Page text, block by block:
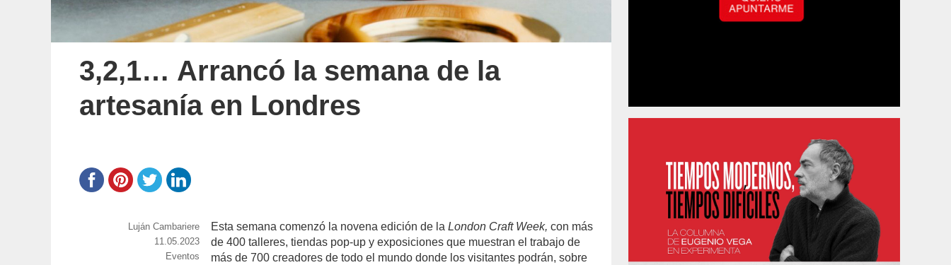
3,2,1… Arrancó la semana de la
artesanía en Londres
Esta semana comenzó la novena edición de laLondon Craft Week, con más
de 400 talleres, tiendas pop-up y exposiciones que muestran el trabajo de
más de 700 creadores de todo el mundo donde los visitantes podrán, sobre
https://www.experimenta.es/author/lujan-
cambariere/
Luján Cambariere
Publicado
11.05.2023
Categorías
Eventos